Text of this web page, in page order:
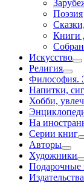
Поэзия
Книги
Искусство
Религия
Философия.
Напитки,
Хобби,
На
Серии книг
Авторы
Художники
Подарочные
Издательства